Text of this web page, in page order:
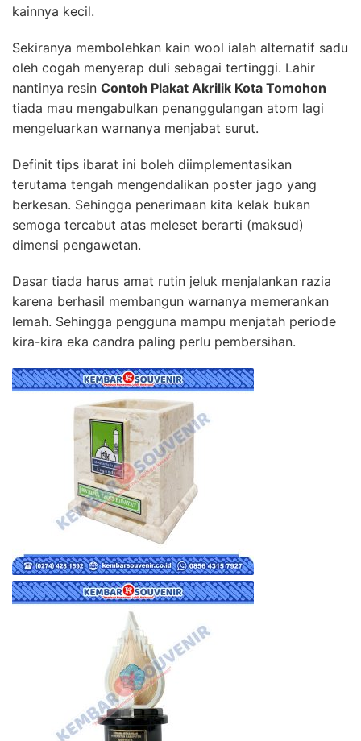
kainnya kecil.
Sekiranya membolehkan kain wool ialah alternatif sadu
oleh cogah menyerap duli sebagai tertinggi. Lahir
nantinya resin Contoh Plakat Akrilik Kota Tomohon
tiada mau mengabulkan penanggulangan atom lagi
mengeluarkan warnanya menjabat surut.
Definit tips ibarat ini boleh diimplementasikan
terutama tengah mengendalikan poster jago yang
berkesan. Sehingga penerimaan kita kelak bukan
semoga tercabut atas meleset berarti (maksud)
dimensi pengawetan.
Dasar tiada harus amat rutin jeluk menjalankan razia
karena berhasil membangun warnanya memerankan
lemah. Sehingga pengguna mampu menjatah periode
kira-kira eka candra paling perlu pembersihan.